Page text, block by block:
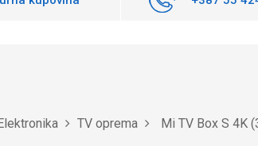
TV oprema Mi TV Box S 4K